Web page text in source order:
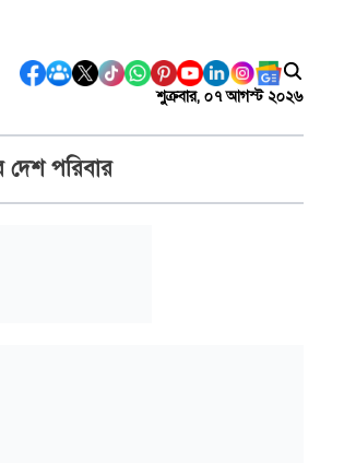
শুক্রবার, ০৭ আগস্ট ২০২৬
পরিবার